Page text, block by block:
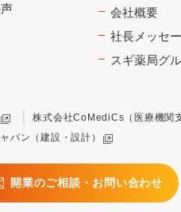
会社概要
社長メッセ
スギ薬局グ
株式会社CoMediCs（医療機関
パン（建設・設計）
開業のご相談・お問い合わせ